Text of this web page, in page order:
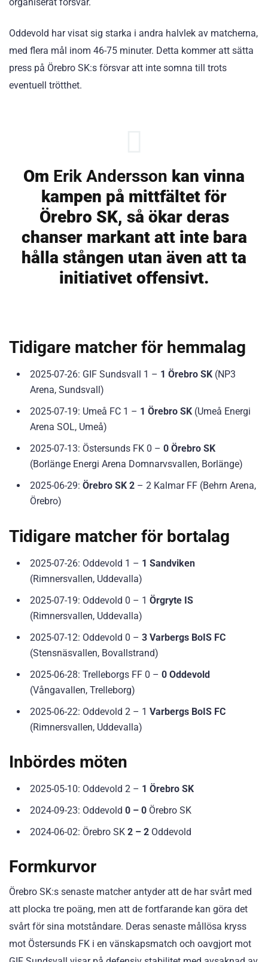
Oddevold har visat sig starka i andra halvlek av matcherna,
med flera mål inom 46-75 minuter. Detta kommer att sätta
press på Örebro SK:s försvar att inte somna till trots
eventuell trötthet.
Om Erik Andersson kan vinna
kampen på mittfältet för
Örebro SK, så ökar deras
chanser markant att inte bara
hålla stången utan även att ta
initiativet offensivt.
Tidigare matcher för hemmalag
2025-07-26: GIF Sundsvall 1 – 1 Örebro SK (NP3
Arena, Sundsvall)
2025-07-19: Umeå FC 1 – 1 Örebro SK (Umeå Energi
Arena SOL, Umeå)
2025-07-13: Östersunds FK 0 – 0 Örebro SK
(Borlänge Energi Arena Domnarvsvallen, Borlänge)
2025-06-29: Örebro SK 2 – 2 Kalmar FF (Behrn Arena,
Örebro)
Tidigare matcher för bortalag
2025-07-26: Oddevold 1 – 1 Sandviken
(Rimnersvallen, Uddevalla)
2025-07-19: Oddevold 0 – 1 Örgryte IS
(Rimnersvallen, Uddevalla)
2025-07-12: Oddevold 0 – 3 Varbergs BoIS FC
(Stensnäsvallen, Bovallstrand)
2025-06-28: Trelleborgs FF 0 – 0 Oddevold
(Vångavallen, Trelleborg)
2025-06-22: Oddevold 2 – 1 Varbergs BoIS FC
(Rimnersvallen, Uddevalla)
Inbördes möten
2025-05-10: Oddevold 2 – 1 Örebro SK
2024-09-23: Oddevold 0 – 0 Örebro SK
2024-06-02: Örebro SK 2 – 2 Oddevold
Formkurvor
Örebro SK:s senaste matcher antyder att de har svårt med
att plocka tre poäng, men att de fortfarande kan göra det
svårt för sina motståndare. Deras senaste mållösa kryss
mot Östersunds FK i en vänskapsmatch och oavgjort mot